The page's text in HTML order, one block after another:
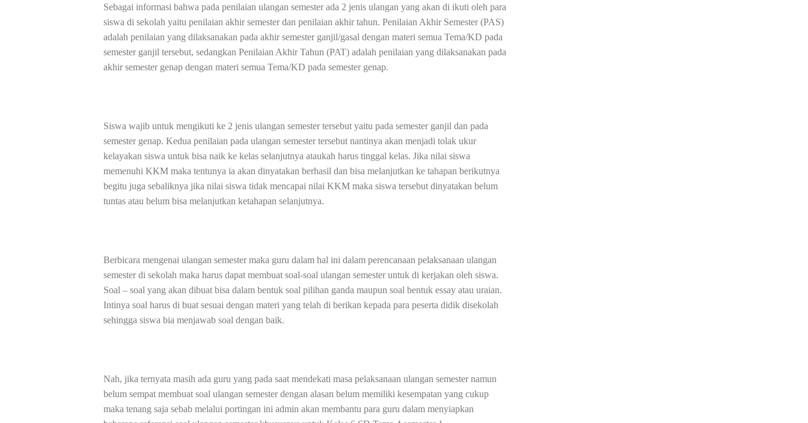
Sebagai informasi bahwa pada penilaian ulangan semester ada 2 jenis ulangan yang akan di ikuti oleh para
siswa di sekolah yaitu penilaian akhir semester dan penilaian akhir tahun. Penilaian Akhir Semester (PAS)
adalah penilaian yang dilaksanakan pada akhir semester ganjil/gasal dengan materi semua Tema/KD pada
semester ganjil tersebut, sedangkan Penilaian Akhir Tahun (PAT) adalah penilaian yang dilaksanakan pada
akhir semester genap dengan materi semua Tema/KD pada semester genap.
Siswa wajib untuk mengikuti ke 2 jenis ulangan semester tersebut yaitu pada semester ganjil dan pada
semester genap. Kedua penilaian pada ulangan semester tersebut nantinya akan menjadi tolak ukur
kelayakan siswa untuk bisa naik ke kelas selanjutnya ataukah harus tinggal kelas. Jika nilai siswa
memenuhi KKM maka tentunya ia akan dinyatakan berhasil dan bisa melanjutkan ke tahapan berikutnya
begitu juga sebaliknya jika nilai siswa tidak mencapai nilai KKM maka siswa tersebut dinyatakan belum
tuntas atau belum bisa melanjutkan ketahapan selanjutnya.
Berbicara mengenai ulangan semester maka guru dalam hal ini dalam perencanaan pelaksanaan ulangan
semester di sekolah maka harus dapat membuat soal-soal ulangan semester untuk di kerjakan oleh siswa.
Soal – soal yang akan dibuat bisa dalam bentuk soal pilihan ganda maupun soal bentuk essay atau uraian.
Intinya soal harus di buat sesuai dengan materi yang telah di berikan kepada para peserta didik disekolah
sehingga siswa bia menjawab soal dengan baik.
Nah, jika ternyata masih ada guru yang pada saat mendekati masa pelaksanaan ulangan semester namun
belum sempat membuat soal ulangan semester dengan alasan belum memiliki kesempatan yang cukup
maka tenang saja sebab melalui portingan ini admin akan membantu para guru dalam menyiapkan